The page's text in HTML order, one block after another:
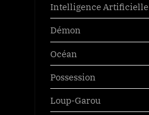
Intelligence Artificielle
Démon
Océan
Possession
Loup-Garou